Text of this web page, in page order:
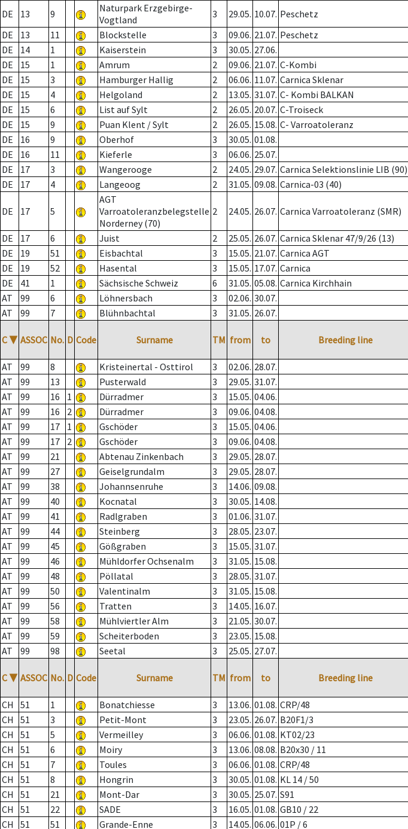
DE 13 9
Naturpark Erzgebirge-
Vogtland
3 29.05. 10.07. Peschetz
DE
13 11 Blockstelle 3 09.06. 21.07. Peschetz
DE
14 1 Kaiserstein 3 30.05. 27.06.
DE
15 1 Amrum 2 09.06. 21.07. C-Kombi
DE
15 3 Hamburger Hallig 2 06.06. 11.07. Carnica Sklenar
DE
15 4 Helgoland 2 13.05. 31.07. C- Kombi BALKAN
DE
15 6 List auf Sylt 2 26.05. 20.07. C-Troiseck
DE
15 9 Puan Klent / Sylt 2 26.05. 15.08. C- Varroatoleranz
DE
16 9 Oberhof 3 30.05. 01.08.
DE
16 11 Kieferle 3 06.06. 25.07.
DE
17 3 Wangerooge 2 24.05. 29.07. Carnica Selektionslinie LIB (90)
DE
17 4 Langeoog 2 31.05. 09.08. Carnica-03 (40)
DE 17 5
AGT
Varroatoleranzbelegstelle
Norderney (70)
2 24.05. 26.07. Carnica Varroatoleranz (SMR)
DE 17 6 Juist 2 25.05. 26.07. Carnica Sklenar 47/9/26 (13)
DE
19 51 Eisbachtal 3 15.05. 21.07. Carnica AGT
DE
19 52 Hasental 3 15.05. 17.07. Carnica
DE
41 1 Sächsische Schweiz 6 31.05. 05.08. Carnica Kirchhain
AT
99 6 Löhnersbach 3 02.06. 30.07.
AT
99 7 Blühnbachtal 3 31.05. 26.07.
C ▼ ASSOC No. D Code Surname TM from to Breeding line
AT
99 8 Kristeinertal - Osttirol 3 02.06. 28.07.
AT
99 13 Pusterwald 3 29.05. 31.07.
AT
99 16 1 Dürradmer 3 15.05. 04.06.
AT
99 16 2 Dürradmer 3 09.06. 04.08.
AT
99 17 1 Gschöder 3 15.05. 04.06.
AT
99 17 2 Gschöder 3 09.06. 04.08.
AT
99 21 Abtenau Zinkenbach 3 29.05. 28.07.
AT
99 27 Geiselgrundalm 3 29.05. 28.07.
AT
99 38 Johannsenruhe 3 14.06. 09.08.
AT
99 40 Kocnatal 3 30.05. 14.08.
AT
99 41 Radlgraben 3 01.06. 31.07.
AT
99 44 Steinberg 3 28.05. 23.07.
AT
99 45 Gößgraben 3 15.05. 31.07.
AT
99 46 Mühldorfer Ochsenalm 3 31.05. 15.08.
AT
99 48 Pöllatal 3 28.05. 31.07.
AT
99 50 Valentinalm 3 31.05. 15.08.
AT
99 56 Tratten 3 14.05. 16.07.
AT
99 58 Mühlviertler Alm 3 21.05. 30.07.
AT
99 59 Scheiterboden 3 23.05. 15.08.
AT
99 98 Seetal 3 25.05. 27.07.
C ▼ ASSOC No. D Code Surname TM from to Breeding line
CH
51 1 Bonatchiesse 3 13.06. 01.08. CRP/48
CH
51 3 Petit-Mont 3 23.05. 26.07. B20F1/3
CH
51 5 Vermeilley 3 06.06. 01.08. KT02/23
CH
51 6 Moiry 3 13.06. 08.08. B20x30 / 11
CH
51 7 Toules 3 06.06. 01.08. CRP/48
CH
51 8 Hongrin 3 30.05. 01.08. KL 14 / 50
CH
51 21 Mont-Dar 3 30.05. 25.07. S91
CH
51 22 SADE 3 16.05. 01.08. GB10 / 22
CH
51 51 Grande-Enne 3 14.05. 06.06. 01P / 6